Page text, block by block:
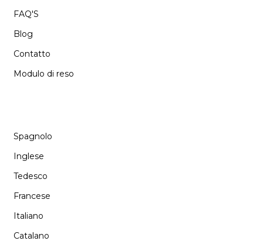
FAQ'S
Blog
Contatto
Modulo di reso
Spagnolo
Inglese
Tedesco
Francese
Italiano
Catalano